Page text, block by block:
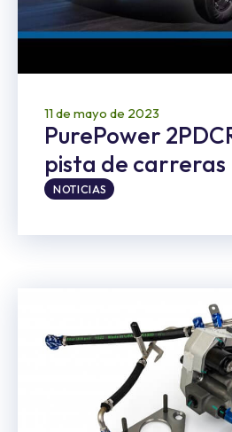
11 de mayo de 2023
PurePower
pista de carreras
NOTICIAS